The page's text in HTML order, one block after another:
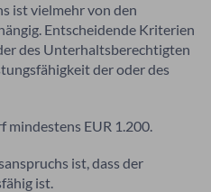
ist vielmehr von den
Entscheidende Kriterien
des Unterhaltsberechtigten
der oder des
mindestens EUR 1.200.
ist, dass der
ist.